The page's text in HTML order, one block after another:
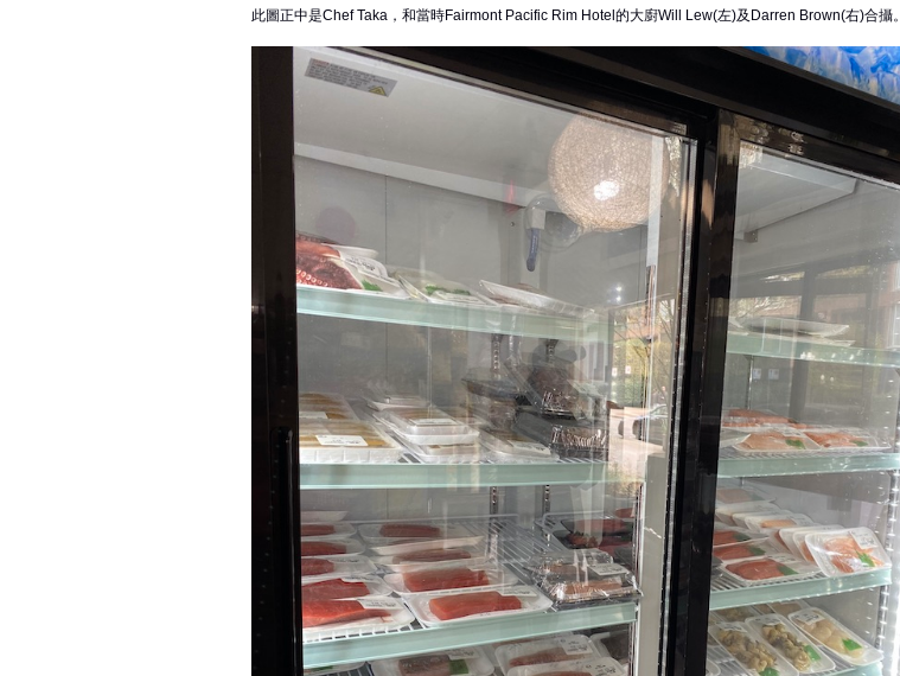
此圖正中是Chef Taka，和當時Fairmont Pacific Rim Hotel的大廚Will Lew(左)及Darren Brown(右)合攝。